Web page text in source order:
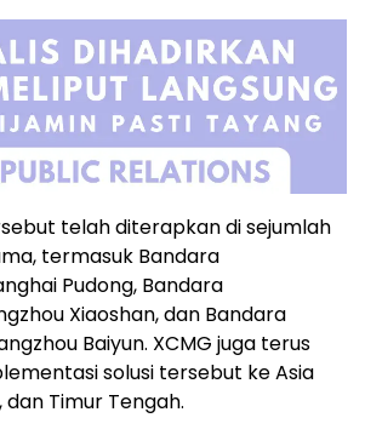
telah diterapkan di sejumlah
termasuk Bandara
Pudong, Bandara
Xiaoshan, dan Bandara
Baiyun. XCMG juga terus
solusi tersebut ke Asia
Timur Tengah.